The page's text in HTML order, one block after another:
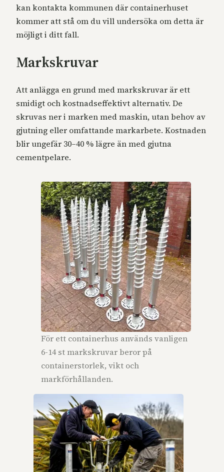
kan kontakta kommunen där containerhuset
kommer att stå om du vill undersöka om detta är
möjligt i ditt fall.
Markskruvar
Att anlägga en grund med markskruvar är ett
smidigt och kostnadseffektivt alternativ. De
skruvas ner i marken med maskin, utan behov av
gjutning eller omfattande markarbete. Kostnaden
blir ungefär 30–40 % lägre än med gjutna
cementpelare.
För ett containerhus används vanligen
6-14 st markskruvar beror på
containerstorlek, vikt och
markförhållanden.